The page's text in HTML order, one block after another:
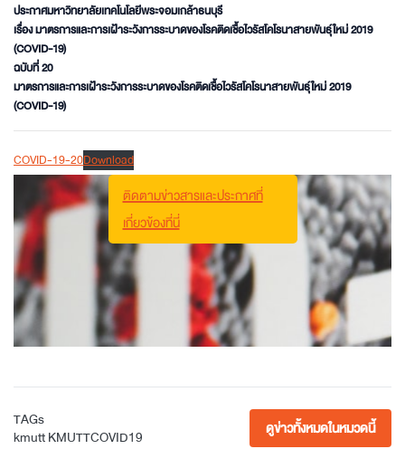
ประกาศมหาวิทยาลัยเทคโนโลยีพระจอมเกล้าธนบุรี
เรื่อง มาตรการและการเฝ้าระวังการระบาดของโรคติดเชื้อไวรัสโคโรนาสายพันธุ์ใหม่ 2019
(COVID-19)
ฉบับที่ 20
มาตรการและการเฝ้าระวังการระบาดของโรคติดเชื้อไวรัสโคโรนาสายพันธุ์ใหม่ 2019
(COVID-19)
COVID-19-20Download
ติดตามข่าวสารและประกาศที่
เกี่ยวข้องที่นี่
TAGs
kmuttKMUTTCOVID19 ดูข่าวทั้งหมดในหมวดนี้